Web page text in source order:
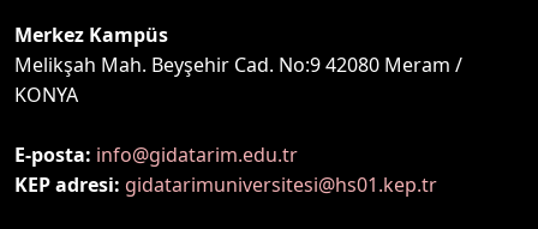
Merkez Kampüs
Melikşah Mah. Beyşehir Cad. No:9 42080 Meram /
KONYA
E-posta: info@gidatarim.edu.tr
KEP adresi: gidatarimuniversitesi@hs01.kep.tr